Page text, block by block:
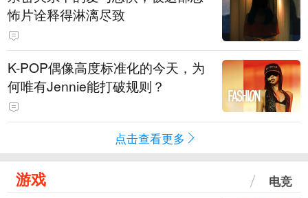
怖片诠释得淋漓尽致
K-POP偶像高度标准化的今天，为
何唯有Jennie能打破规则？
点击查看更多
游戏 电竞